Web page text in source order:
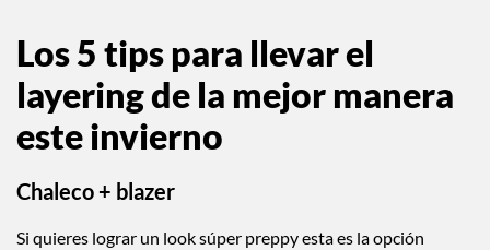
Los 5 tips para llevar el
layering de la mejor manera
este invierno
Chaleco + blazer
Si quieres lograr un look súper preppy esta es la opción